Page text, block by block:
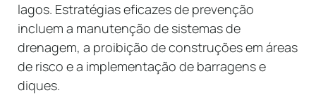
lagos. Estratégias eficazes de prevenção
incluem a manutenção de sistemas de
drenagem, a proibição de construções em áreas
de risco e a implementação de barragens e
diques.